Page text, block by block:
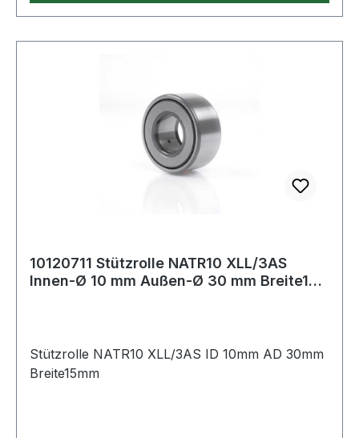
10120711 Stützrolle NATR10 XLL/3AS
Innen-Ø 10 mm Außen-Ø 30 mm Breite15
Stützrolle NATR10 XLL/3AS ID 10mm AD 30mm
Breite15mm